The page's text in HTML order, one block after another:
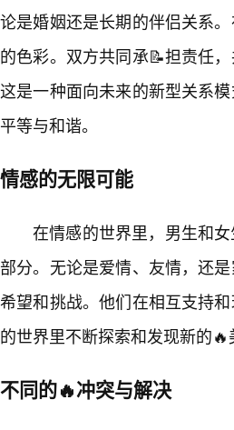
论是婚姻还是长期的伴侣关系
的色彩。双方共同承📝担责任
这是一种面向未来的新型关系
平等与和谐。
情感的无限可能
在情感的世界里，男生和
部分。无论是爱情、友情，还
希望和挑战。他们在相互支持
的世界里不断探索和发现新的🔥
不同的🔥冲突与解决